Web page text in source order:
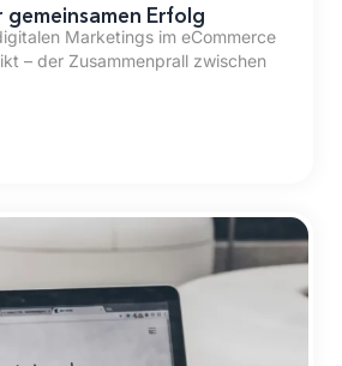
Erfolg
Marketings im eCommerce
– der Zusammenprall zwischen